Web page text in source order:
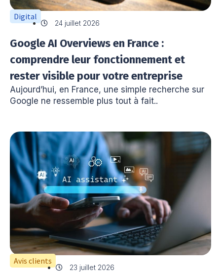
Digital
24 juillet 2026
Google AI Overviews en France :
comprendre leur fonctionnement et
rester visible pour votre entreprise
Aujourd’hui, en France, une simple recherche sur
Google ne ressemble plus tout à fait..
Avis clients
23 juillet 2026